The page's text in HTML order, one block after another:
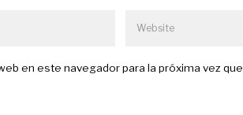
en este navegador para la próxima vez que